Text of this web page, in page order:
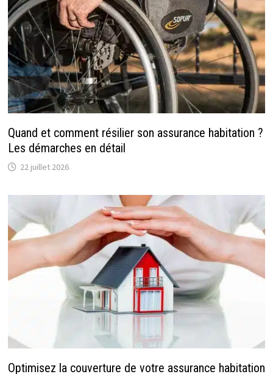
Quand et comment résilier son assurance habitation ?
Les démarches en détail
22 juillet 2026
Optimisez la couverture de votre assurance habitation